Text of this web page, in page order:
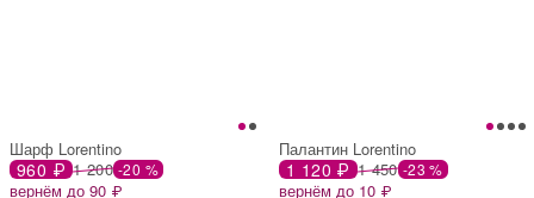
Шарф Lorentino
960 ₽ 1 200 -20 %
вернём до 90 ₽
Палантин Lorentino
1 120 ₽ 1 450 -23 %
вернём до 10 ₽